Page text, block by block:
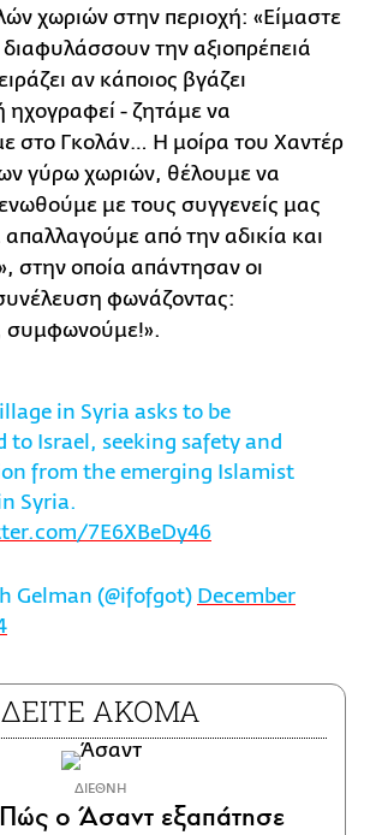
χωριών στην περιοχή: «Είμαστε
την αξιοπρέπειά
αν κάποιος βγάζει
ηχογραφεί - ζητάμε να
στο Γκολάν… Η μοίρα του Χαντέρ
γύρω χωριών, θέλουμε να
με τους συγγενείς μας
από την αδικία και
στην οποία απάντησαν οι
φωνάζοντας:
συμφωνούμε!».
in Syria asks to be
to Israel, seeking safety and
from the emerging Islamist
Syria.
7E6XBeDy46
Gelman (@ifofgot) December
ΔΕΙΤΕ ΑΚΟΜΑ
ΔΙΕΘΝΗ
ο Άσαντ εξαπάτησε